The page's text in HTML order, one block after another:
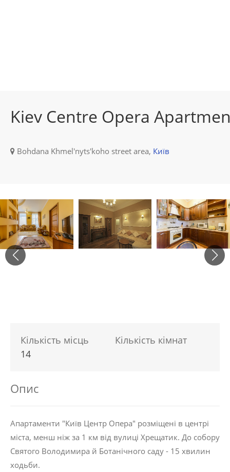
Kiev Centre Opera
Bohdana Khmel'nyts'koho street area, Київ
Кількість місць
14
Кількість кімнат
Опис
Апартаменти "Київ Центр Опера" розміщені в центрі
міста, менш ніж за 1 км від вулиці Хрещатик. До собору
Святого Володимира й Ботанічного саду - 15 хвилин
ходьби.